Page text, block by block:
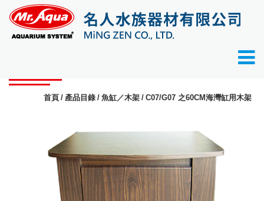
首頁 產品目錄 魚缸／木架 C07/G07 之60CM海灣缸用木架